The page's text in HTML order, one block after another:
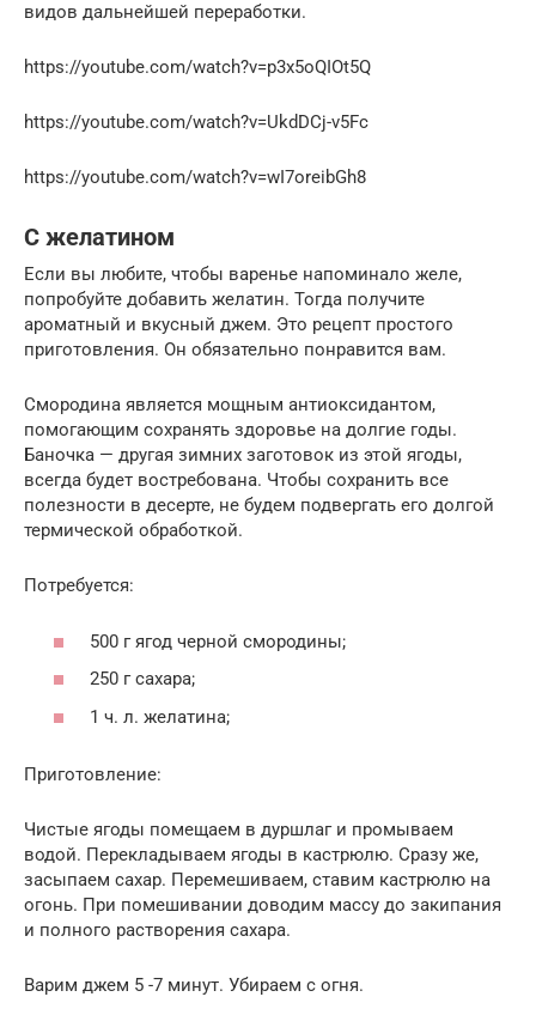
видов дальнейшей переработки.
https://youtube.com/watch?v=p3x5oQIOt5Q
https://youtube.com/watch?v=UkdDCj-v5Fc
https://youtube.com/watch?v=wI7oreibGh8
С желатином
Если вы любите, чтобы варенье напоминало желе,
попробуйте добавить желатин. Тогда получите
ароматный и вкусный джем. Это рецепт простого
приготовления. Он обязательно понравится вам.
Смородина является мощным антиоксидантом,
помогающим сохранять здоровье на долгие годы.
Баночка — другая зимних заготовок из этой ягоды,
всегда будет востребована. Чтобы сохранить все
полезности в десерте, не будем подвергать его долгой
термической обработкой.
Потребуется:
500 г ягод черной смородины;
250 г сахара;
1 ч. л. желатина;
Приготовление:
Чистые ягоды помещаем в дуршлаг и промываем
водой. Перекладываем ягоды в кастрюлю. Сразу же,
засыпаем сахар. Перемешиваем, ставим кастрюлю на
огонь. При помешивании доводим массу до закипания
и полного растворения сахара.
Варим джем 5 -7 минут. Убираем с огня.